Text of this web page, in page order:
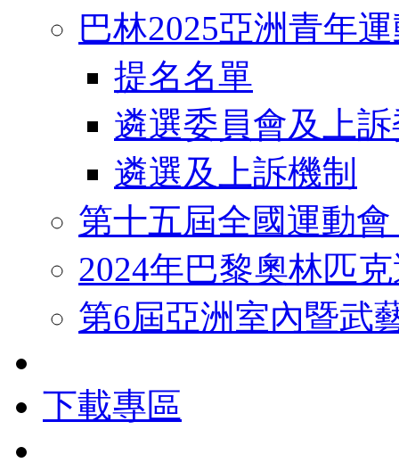
巴林2025亞洲青年
提名名單
遴選委員會及上
遴選及上訴機制
第十五屆全國運動
2024年巴黎奧林匹
第6屆亞洲室內暨武
下載專區